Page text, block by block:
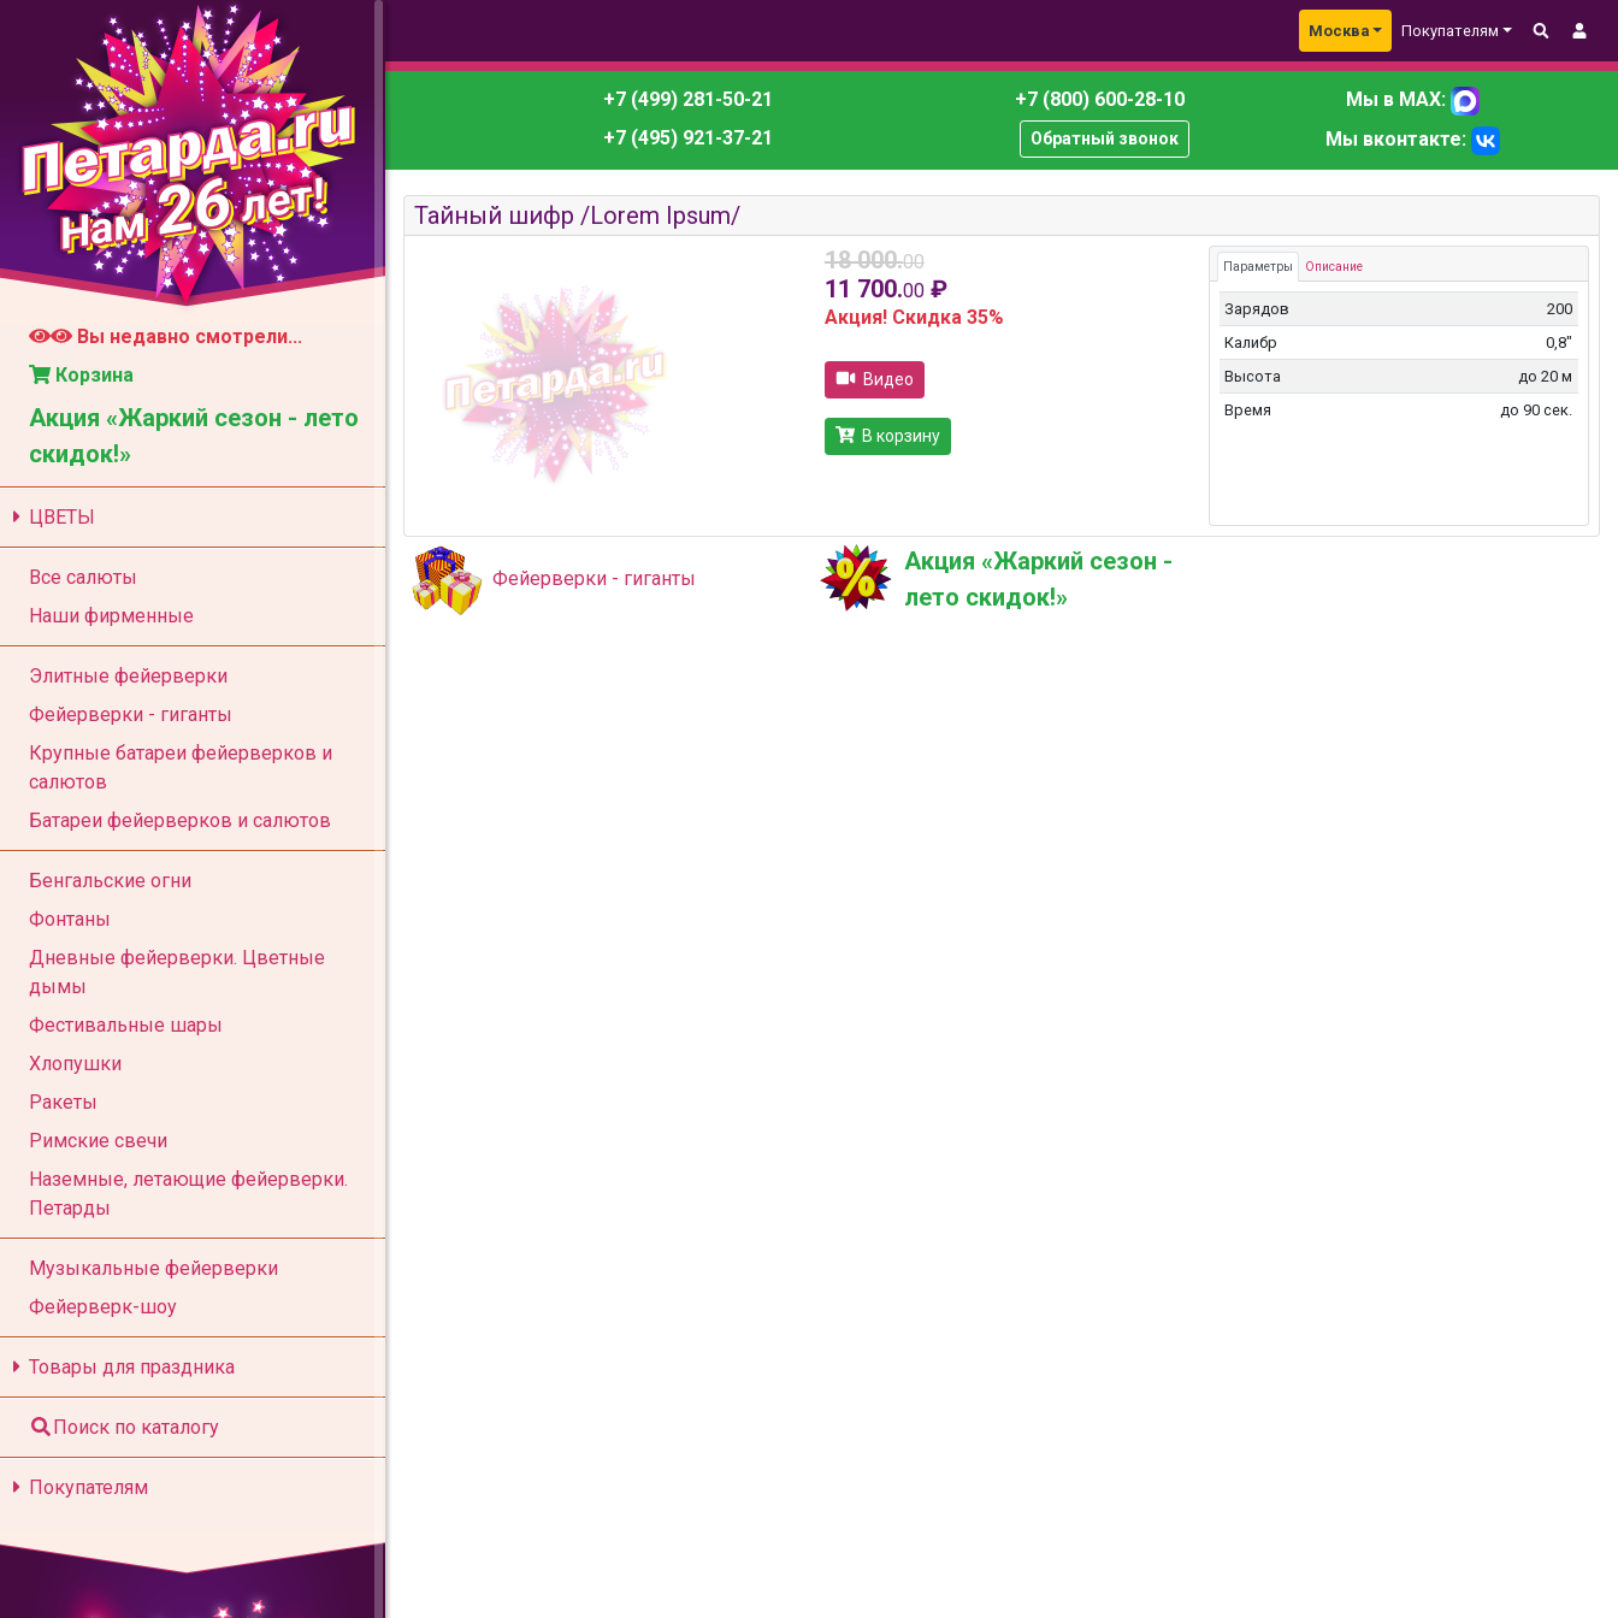
Нам26лет!
Вы недавно смотрели...
Корзина
Акция «Жаркий сезон - лето
скидок!»
ЦВЕТЫ
Все салюты
Наши фирменные
Элитные фейерверки
Фейерверки - гиганты
Крупные батареи фейерверков и
салютов
Батареи фейерверков и салютов
Бенгальские огни
Фонтаны
Дневные фейерверки. Цветные
дымы
Фестивальные шары
Хлопушки
Ракеты
Римские свечи
Наземные, летающие фейерверки.
Петарды
Музыкальные фейерверки
Фейерверк-шоу
Товары для праздника
Поиск по каталогу
Покупателям
Москва Покупателям
+7 (499) 281-50-21
+7 (495) 921-37-21
+7 (800) 600-28-10
Обратный звонок
Мы в MAX:
Мы вконтакте:
Тайный шифр /Lorem Ipsum/
18 000.00
11 700.00₽
Акция! Скидка 35%
Видео
В корзину
Параметры Описание
Зарядов
200
Калибр
0,8"
Высота
до 20 м
Время
до 90 сек.
Фейерверки - гиганты
Акция «Жаркий сезон -
лето скидок!»